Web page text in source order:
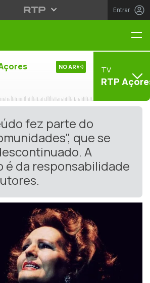
Entrar
NO AR TV
RTP
fez parte do
que se
A
é da responsabilidade